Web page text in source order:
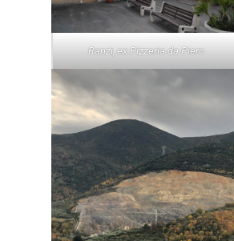
Ranzi, ex Pizzeria da Piero